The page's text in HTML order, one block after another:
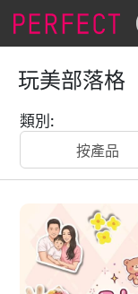
玩美部落格
類別 :
按產品